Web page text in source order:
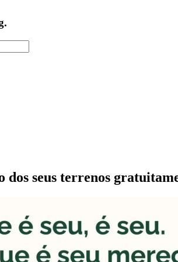
dos seus terrenos